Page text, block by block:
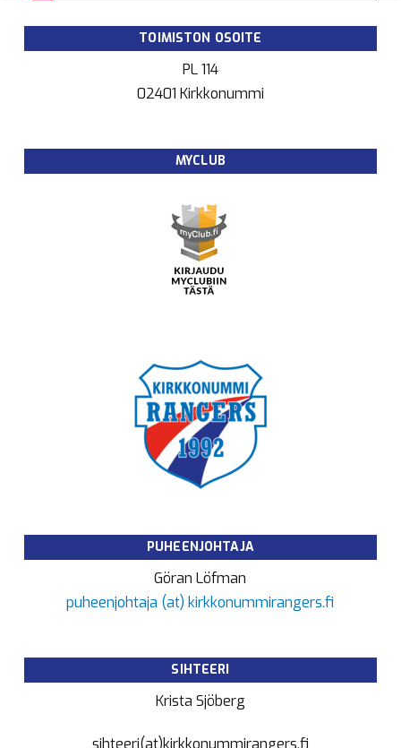
TOIMISTON OSOITE
PL 114
02401 Kirkkonummi
MYCLUB
PUHEENJOHTAJA
Göran Löfman
puheenjohtaja (at) kirkkonummirangers.fi
SIHTEERI
Krista Sjöberg
sihteeri(at)kirkkonummirangers.fi